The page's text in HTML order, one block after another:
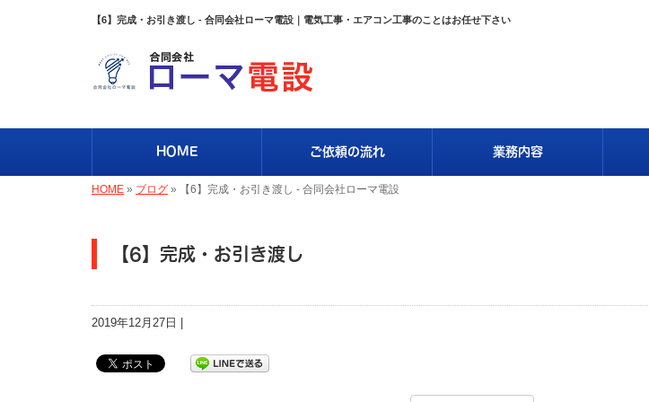
【6】完成・お引き渡し - 合同会社ローマ電設｜電気工事・エアコン工事のことはお任せ下さい
HOME ご依頼の流れ 業務内容
HOME » ブログ » 【6】完成・お引き渡し - 合同会社ローマ電設
【6】完成・お引き渡し
2019年12月27日 |